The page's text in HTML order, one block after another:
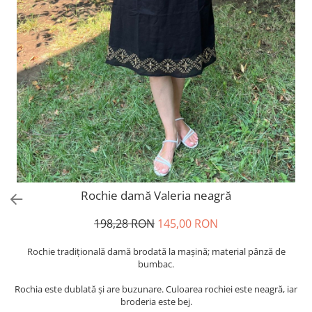
Rochie damă Valeria neagră
198,28 RON 145,00 RON
Rochie tradiţională damă brodată la maşină; material pânză de
bumbac.
Rochia este dublată și are buzunare. Culoarea rochiei este neagră, iar
broderia este bej.